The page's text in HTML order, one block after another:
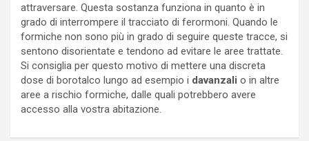
attraversare. Questa sostanza funziona in quanto è in
grado di interrompere il tracciato di ferormoni. Quando le
formiche non sono più in grado di seguire queste tracce, si
sentono disorientate e tendono ad evitare le aree trattate.
Si consiglia per questo motivo di mettere una discreta
dose di borotalco lungo ad esempio i davanzali o in altre
aree a rischio formiche, dalle quali potrebbero avere
accesso alla vostra abitazione.